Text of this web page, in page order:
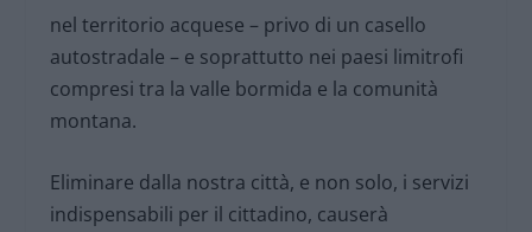
nel territorio acquese – privo di un casello
autostradale – e soprattutto nei paesi limitrofi
compresi tra la valle bormida e la comunità
montana.
Eliminare dalla nostra città, e non solo, i servizi
indispensabili per il cittadino, causerà